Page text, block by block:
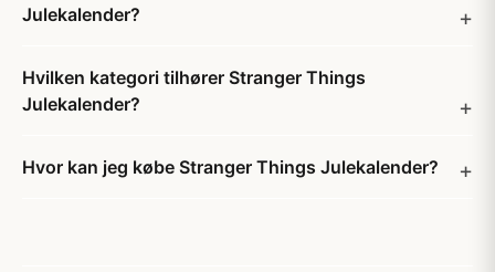
Julekalender?
Hvilken kategori tilhører Stranger Things
Julekalender?
Hvor kan jeg købe Stranger Things Julekalender?